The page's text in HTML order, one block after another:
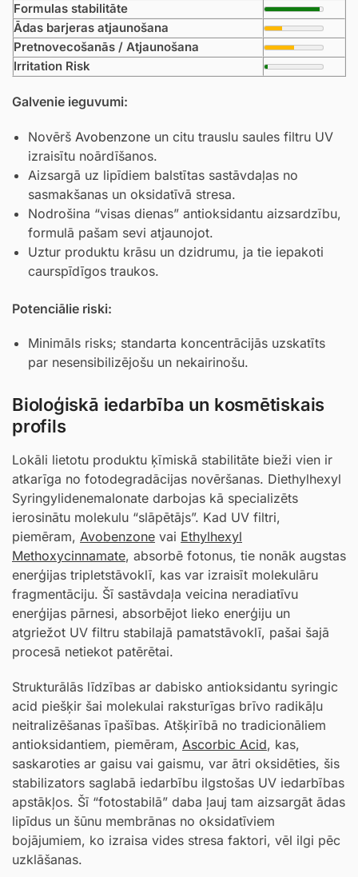
Formulas stabilitāte
Ādas barjeras atjaunošana
Pretnovecošanās / Atjaunošana
Irritation Risk
Galvenie ieguvumi:
Novērš Avobenzone un citu trauslu saules filtru UV
izraisītu noārdīšanos.
Aizsargā uz lipīdiem balstītas sastāvdaļas no
sasmakšanas un oksidatīvā stresa.
Nodrošina “visas dienas” antioksidantu aizsardzību,
formulā pašam sevi atjaunojot.
Uztur produktu krāsu un dzidrumu, ja tie iepakoti
caurspīdīgos traukos.
Potenciālie riski:
Minimāls risks; standarta koncentrācijās uzskatīts
par nesensibilizējošu un nekairinošu.
Bioloģiskā iedarbība un kosmētiskais
profils
Lokāli lietotu produktu ķīmiskā stabilitāte bieži vien ir
atkarīga no fotodegradācijas novēršanas. Diethylhexyl
Syringylidenemalonate darbojas kā specializēts
ierosinātu molekulu “slāpētājs”. Kad UV filtri,
piemēram, Avobenzone vai Ethylhexyl
Methoxycinnamate, absorbē fotonus, tie nonāk augstas
enerģijas tripletstāvoklī, kas var izraisīt molekulāru
fragmentāciju. Šī sastāvdaļa veicina neradiatīvu
enerģijas pārnesi, absorbējot lieko enerģiju un
atgriežot UV filtru stabilajā pamatstāvoklī, pašai šajā
procesā netiekot patērētai.
Strukturālās līdzības ar dabisko antioksidantu syringic
acid piešķir šai molekulai raksturīgas brīvo radikāļu
neitralizēšanas īpašības. Atšķirībā no tradicionāliem
antioksidantiem, piemēram, Ascorbic Acid, kas,
saskaroties ar gaisu vai gaismu, var ātri oksidēties, šis
stabilizators saglabā iedarbību ilgstošas UV iedarbības
apstākļos. Šī “fotostabilā” daba ļauj tam aizsargāt ādas
lipīdus un šūnu membrānas no oksidatīviem
bojājumiem, ko izraisa vides stresa faktori, vēl ilgi pēc
uzklāšanas.